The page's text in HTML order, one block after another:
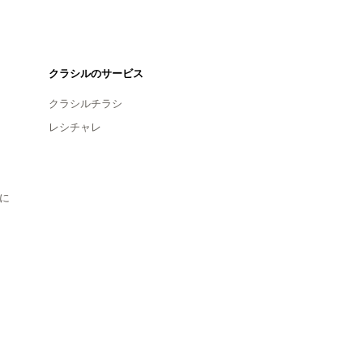
クラシルのサービス
クラシルチラシ
レシチャレ